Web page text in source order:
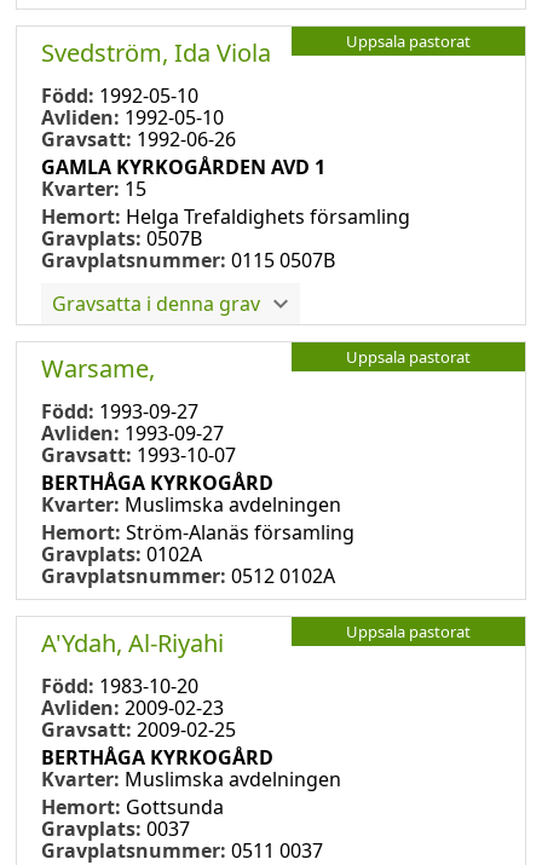
Uppsala pastorat
Svedström, Ida Viola
Född: 1992-05-10
Avliden: 1992-05-10
Gravsatt: 1992-06-26
GAMLA KYRKOGÅRDEN AVD 1
Kvarter: 15
Hemort: Helga Trefaldighets församling
Gravplats: 0507B
Gravplatsnummer: 0115 0507B
Gravsatta i denna grav
Uppsala pastorat
Warsame,
Född: 1993-09-27
Avliden: 1993-09-27
Gravsatt: 1993-10-07
BERTHÅGA KYRKOGÅRD
Kvarter: Muslimska avdelningen
Hemort: Ström-Alanäs församling
Gravplats: 0102A
Gravplatsnummer: 0512 0102A
Uppsala pastorat
A'Ydah, Al-Riyahi
Född: 1983-10-20
Avliden: 2009-02-23
Gravsatt: 2009-02-25
BERTHÅGA KYRKOGÅRD
Kvarter: Muslimska avdelningen
Hemort: Gottsunda
Gravplats: 0037
Gravplatsnummer: 0511 0037